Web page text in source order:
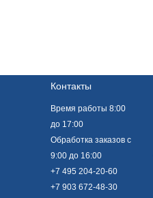
Контакты
Время работы 8:00
до 17:00
Обработка заказов с
9:00 до 16:00
+7 495 204-20-60
+7 903 672-48-30